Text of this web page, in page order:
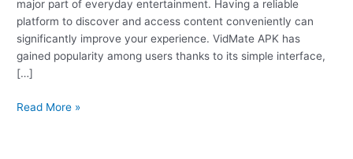
major part of everyday entertainment. Having a reliable
platform to discover and access content conveniently can
significantly improve your experience. VidMate APK has
gained popularity among users thanks to its simple interface,
[…]
Read More »